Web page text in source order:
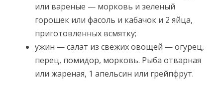
или вареные — морковь и зеленый
горошек или фасоль и кабачок и 2 яйца,
приготовленных всмятку;
ужин — салат из свежих овощей — огурец,
перец, помидор, морковь. Рыба отварная
или жареная, 1 апельсин или грейпфрут.